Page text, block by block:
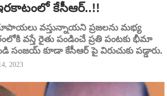
కేసీఆర్..!!
రూపాయలు వస్తున్నాయని ప్రజలను మభ్య
వస్తే రైతు పండించే ప్రతి పంటకు భీమా
సంజయ్ కూడా కేసీఆర్ పై విరుచుకు పడ్డారు.
2023